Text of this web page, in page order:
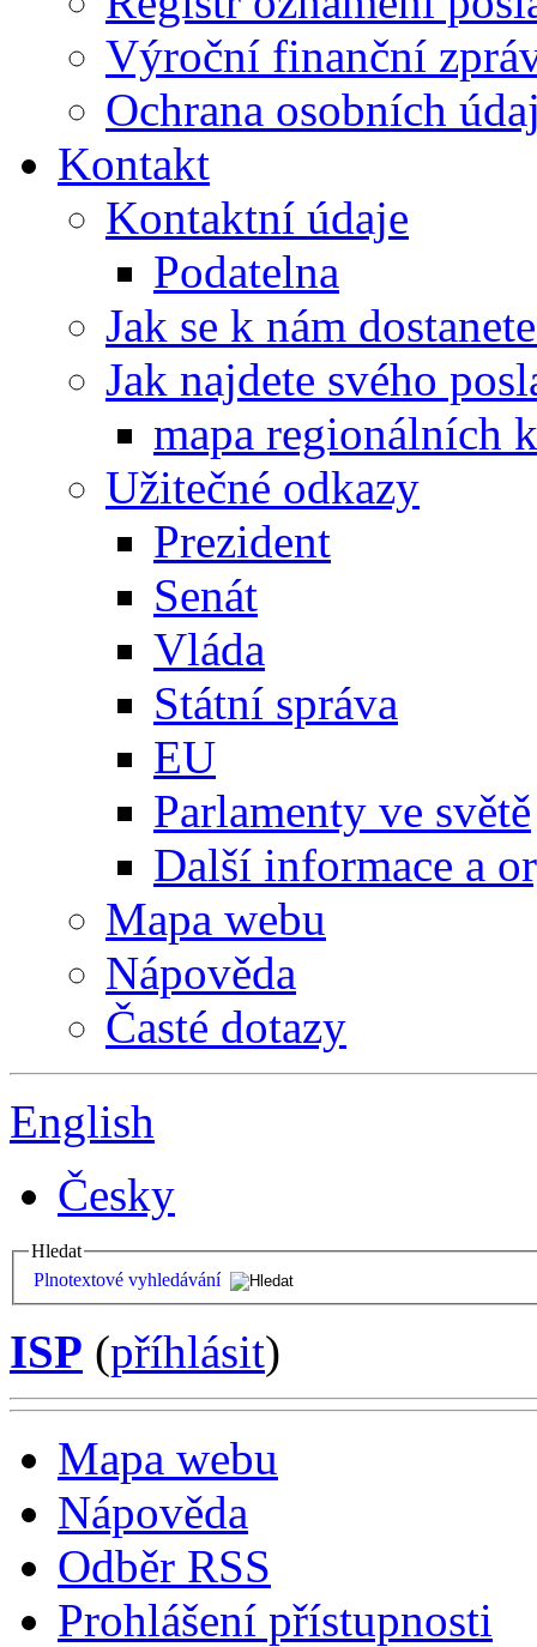
Výroční finanční
Ochrana osobních
Kontakt
Kontaktní údaje
Podatelna
Jak se k nám
Jak najdete svého
mapa regionálních
Užitečné odkazy
Prezident
Senát
Vláda
Státní správa
EU
Parlamenty ve světě
Další informace a
Mapa webu
Nápověda
Časté dotazy
English
Česky
Hledat
Plnotextové vyhledávání
ISP (příhlásit)
Mapa webu
Nápověda
Odběr RSS
Prohlášení přístupnosti